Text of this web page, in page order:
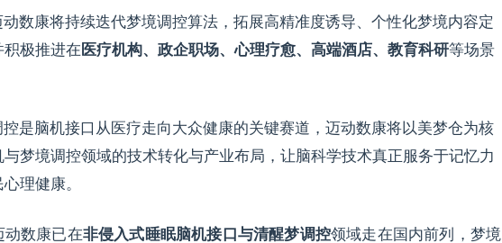
数康将持续迭代梦境调控算法，拓展高精准度诱导、个性化梦境内容定
极推进在 医疗机构、政企职场、心理疗愈、高端酒店、教育科研等场景
是脑机接口从医疗走向大众健康的关键赛道，迈动数康将以美梦仓为核
梦境调控领域的技术转化与产业布局，让脑科学技术真正服务于记忆力
理健康。
动数康已在非侵入式睡眠脑机接口与清醒梦调控领域走在国内前列，梦境